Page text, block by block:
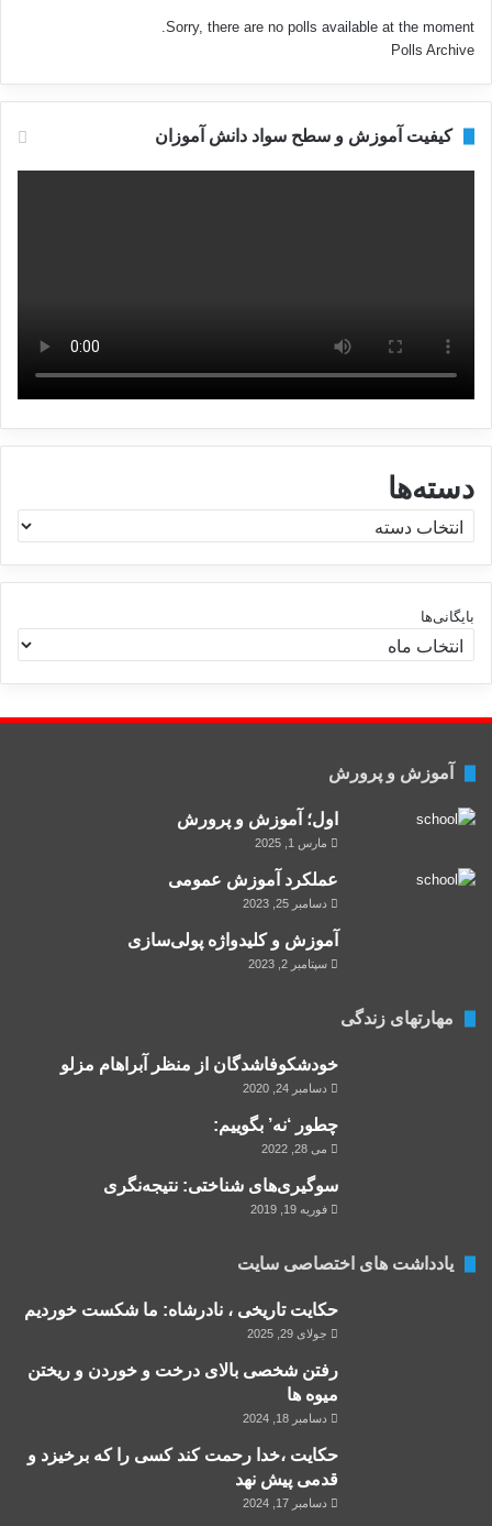
Sorry, there are no polls available at the moment.
Polls Archive
کیفیت آموزش و سطح سواد دانش آموزان
دسته‌ها
س
ت
ه
بایگانی‌ها
آموزش و پرورش
اول؛ آموزش و پرورش
مارس 1, 2025
عملکرد آموزش عمومی
دسامبر 25, 2023
آموزش و کلید‌واژه پولی‌سازی
سپتامبر 2, 2023
مهارتهای زندگی
خودشكوفاشدگان از منظر آبراهام مزلو
دسامبر 24, 2020
چطور ‘نه’ بگوییم:
می 28, 2022
سوگیری‌های شناختی: نتیجه‌نگری
فوریه 19, 2019
یادداشت های اختصاصی سایت
حکایت تاریخی ، نادرشاه: ما شکست خوردیم
جولای 29, 2025
رفتن شخصی بالای درخت و خوردن و ریختن
میوه ها
دسامبر 18, 2024
حکایت ،خدا رحمت کند کسی را که برخیزد و
قدمی پیش نهد
دسامبر 17, 2024